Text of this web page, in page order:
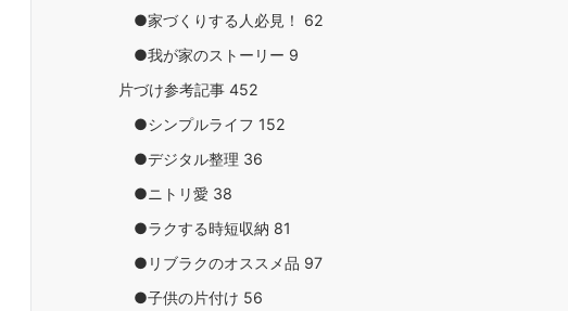
●家づくりする人必見！ 62
●我が家のストーリー 9
片づけ参考記事 452
●シンプルライフ 152
●デジタル整理 36
●ニトリ愛 38
●ラクする時短収納 81
●リブラクのオススメ品 97
●子供の片付け 56